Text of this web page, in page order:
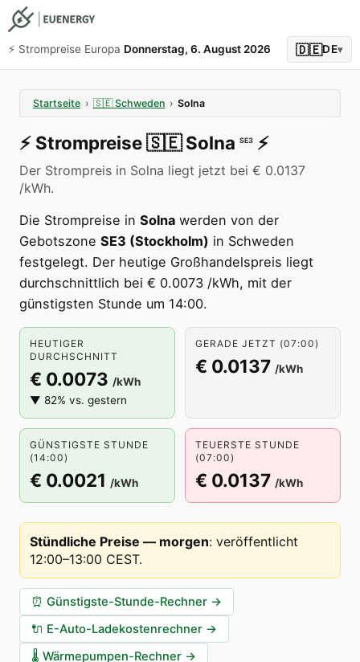
⚡️ Strompreise Europa Donnerstag, 6. August 2026 🇩🇪DE▾
Startseite › 🇸🇪 Schweden › Solna
⚡️ Strompreise🇸🇪 Solna SE3 ⚡️
Der Strompreis in Solna liegt jetzt bei € 0.0137
/kWh.
Die Strompreise in Solna werden von der
Gebotszone SE3 (Stockholm) in Schweden
festgelegt. Der heutige Großhandelspreis liegt
durchschnittlich bei € 0.0073 /kWh, mit der
günstigsten Stunde um 14:00.
HEUTIGER
DURCHSCHNITT
€ 0.0073 /kWh
▼ 82% vs. gestern
GERADE JETZT (07:00)
€ 0.0137 /kWh
GÜNSTIGSTE STUNDE
(14:00)
€ 0.0021 /kWh
TEUERSTE STUNDE
(07:00)
€ 0.0137 /kWh
Stündliche Preise — morgen: veröffentlicht
12:00–13:00 CEST.
⏰ Günstigste-Stunde-Rechner →
🔌 E-Auto-Ladekostenrechner →
🌡️ Wärmepumpen-Rechner →